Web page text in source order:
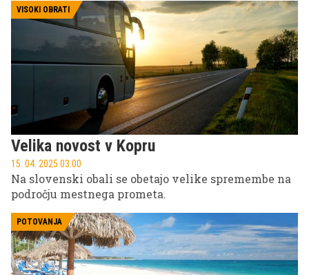
(in s pomočjo tega vodiča!) na hitro pripravite
zanimiv, poceni in zabaven izlet na Češko. Po več
mesecih življenja v tej srednjeevropski državi vam
lahko s precejšnjo gotovostjo dam pet praktičnih
nasvetov, ki vam bodo pomagali, da v nekaj urah
organizirate nepozaben izlet - sploh če bi radi za
podaljšan vikend podoživeli svoje študentsko
življenje.
VISOKI OBRATI
Velika novost v Kopru
15. 04. 2025 03.00
Na slovenski obali se obetajo velike spremembe na
področju mestnega prometa.
POTOVANJA